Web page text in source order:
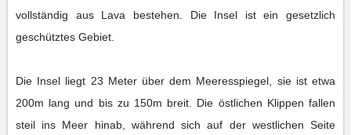
vollständig aus Lava bestehen. Die Insel ist ein gesetzlich
geschütztes Gebiet.
Die Insel liegt 23 Meter über dem Meeresspiegel, sie ist etwa
200m lang und bis zu 150m breit. Die östlichen Klippen fallen
steil ins Meer hinab, während sich auf der westlichen Seite